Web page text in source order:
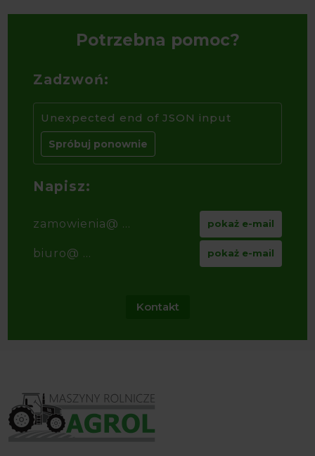
Potrzebna pomoc?
Zadzwoń:
Unexpected end of JSON input
Spróbuj ponownie
Napisz:
zamowienia@ ... pokaż e-mail
biuro@ ... pokaż e-mail
Kontakt